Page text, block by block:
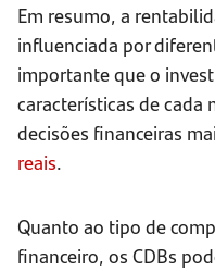
Em resumo, a
influenciada por
importante que o
características de
decisões financeiras
reais.
Quanto ao tipo de
financeiro, os CDBs